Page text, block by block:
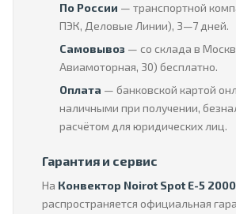
По России — транспортной
ПЭК, Деловые Линии), 3—7 дней.
Самовывоз — со склада в
Авиамоторная, 30) бесплатно.
Оплата — банковской картой
наличными при получении,
расчётом для юридических лиц.
Гарантия и сервис
На Конвектор Noirot Spot E-5 2000
распространяется официальная